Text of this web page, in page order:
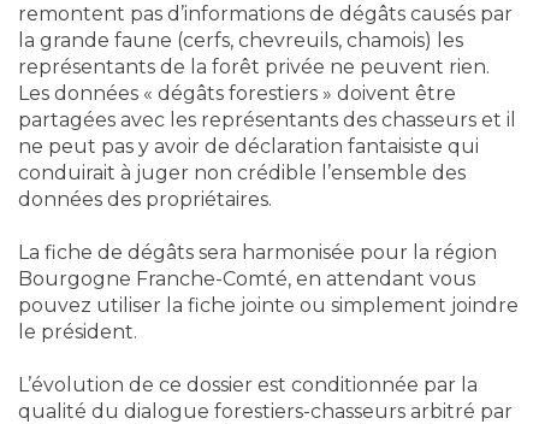
remontent pas d’informations de dégâts causés par
la grande faune (cerfs, chevreuils, chamois) les
représentants de la forêt privée ne peuvent rien.
Les données « dégâts forestiers » doivent être
partagées avec les représentants des chasseurs et il
ne peut pas y avoir de déclaration fantaisiste qui
conduirait à juger non crédible l’ensemble des
données des propriétaires.
La fiche de dégâts sera harmonisée pour la région
Bourgogne Franche-Comté, en attendant vous
pouvez utiliser la fiche jointe ou simplement joindre
le président.
L’évolution de ce dossier est conditionnée par la
qualité du dialogue forestiers-chasseurs arbitré par